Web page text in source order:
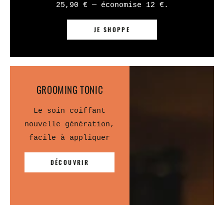
25,90 € — économise 12 €.
JE SHOPPE
GROOMING TONIC
Le soin coiffant
nouvelle génération,
facile à appliquer
DÉCOUVRIR